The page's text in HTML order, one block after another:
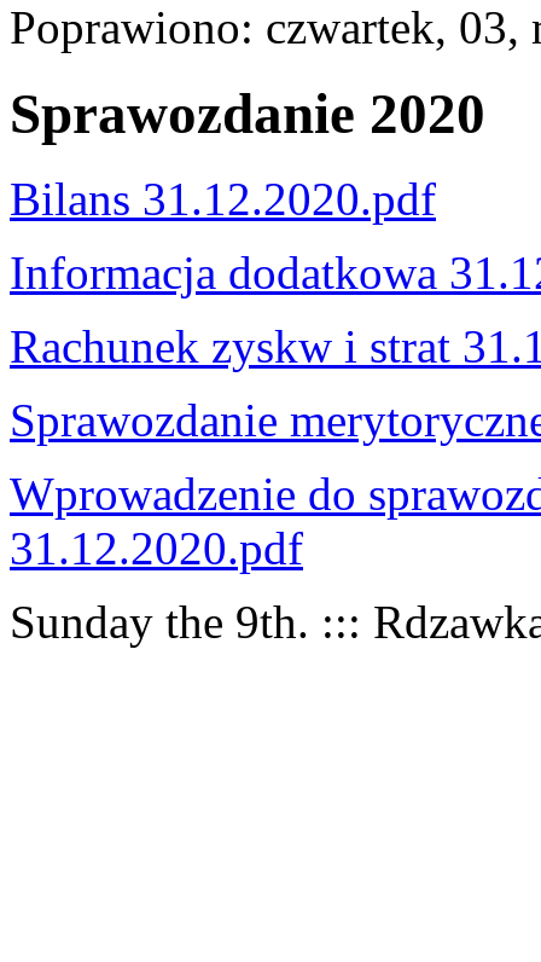
Poprawiono: czwartek, 03,
Sprawozdanie 2020
Bilans 31.12.2020.pdf
Informacja dodatkowa
Rachunek zyskw i strat
Sprawozdanie
Wprowadzenie do
31.12.2020.pdf
Sunday the 9th. :::